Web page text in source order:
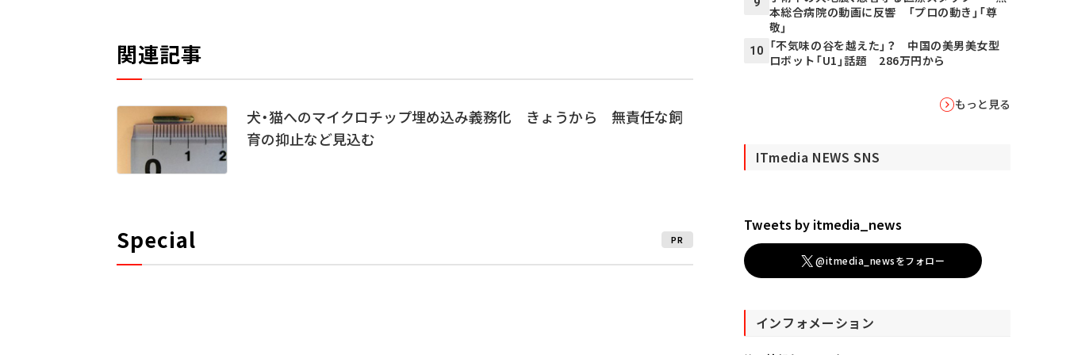
関連記事
犬・猫へのマイクロチップ埋め込み義務化 きょうから 無責任な飼
育の抑止など見込む
Special PR
本総合病院の動画に反響 「プロの動き」「尊
敬」
10
「不気味の谷を越えた」？ 中国の美男美女型
ロボット「U1」話題 286万円から
もっと見る
ITmedia NEWS SNS
Tweets by itmedia_news
@itmedia_newsをフォロー
インフォメーション